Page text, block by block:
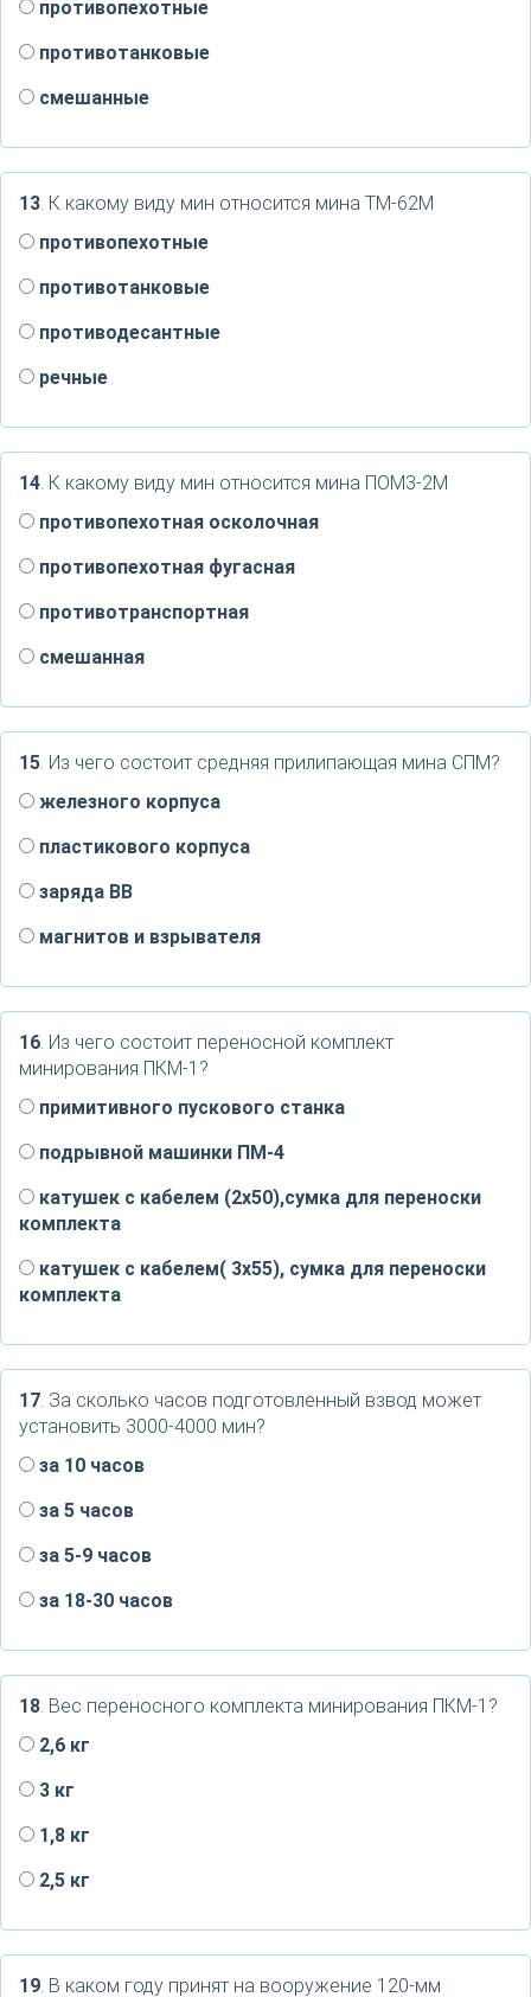
противопехотные
противотанковые
смешанные
13. К какому виду мин относится мина ТМ-62М
противопехотные
противотанковые
противодесантные
речные
14. К какому виду мин относится мина ПОМ3-2М
противопехотная осколочная
противопехотная фугасная
противотранспортная
смешанная
15. Из чего состоит средняя прилипающая мина СПМ?
железного корпуса
пластикового корпуса
заряда ВВ
магнитов и взрывателя
16. Из чего состоит переносной комплект
минирования ПКМ-1?
примитивного пускового станка
подрывной машинки ПМ-4
катушек с кабелем (2х50),сумка для переноски
комплекта
катушек с кабелем( 3х55), сумка для переноски
комплекта
17. За сколько часов подготовленный взвод может
установить 3000-4000 мин?
за 10 часов
за 5 часов
за 5-9 часов
за 18-30 часов
18. Вес переносного комплекта минирования ПКМ-1?
2,6 кг
3 кг
1,8 кг
2,5 кг
19. В каком году принят на вооружение 120-мм